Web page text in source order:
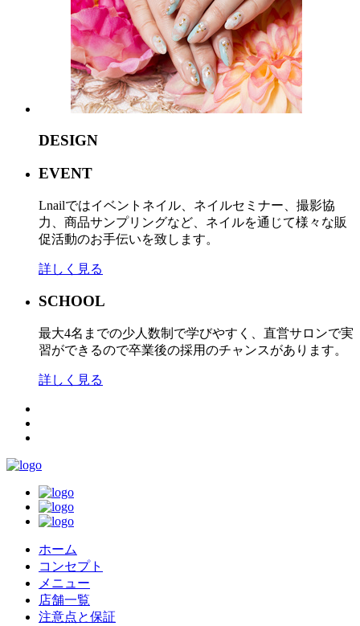
DESIGN
EVENT
Lnailではイベントネイル、ネイルセミナー、撮影協
力、商品サンプリングなど、ネイルを通じて様々な販
促活動のお手伝いを致します。
詳しく見る
SCHOOL
最大4名までの少人数制で学びやすく、直営サロンで実
習ができるので卒業後の採用のチャンスがあります。
詳しく見る
ホーム
コンセプト
メニュー
店舗一覧
注意点と保証